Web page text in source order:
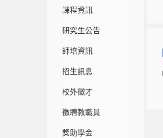
課程資訊
研究生公告
師培資訊
招生訊息
校外徵才
徵聘教職員
獎助學金